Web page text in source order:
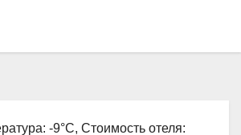
-9°C, Стоимость отеля: